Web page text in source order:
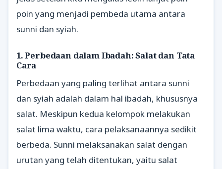
poin yang menjadi pembeda utama antara
sunni dan syiah.
1. Perbedaan dalam Ibadah: Salat dan Tata
Cara
Perbedaan yang paling terlihat antara sunni
dan syiah adalah dalam hal ibadah, khususnya
salat. Meskipun kedua kelompok melakukan
salat lima waktu, cara pelaksanaannya sedikit
berbeda. Sunni melaksanakan salat dengan
urutan yang telah ditentukan, yaitu salat